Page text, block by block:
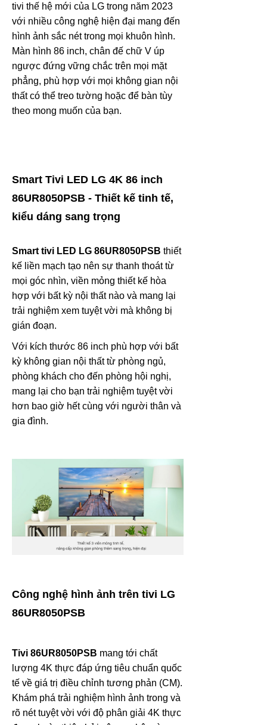
tivi thế hệ mới của LG trong năm 2023
với nhiều công nghệ hiện đại mang đến
hình ảnh sắc nét trong mọi khuôn hình.
Màn hình 86 inch, chân đế chữ V úp
ngược đứng vững chắc trên mọi mặt
phẳng, phù hợp với mọi không gian nội
thất có thể treo tường hoặc để bàn tùy
theo mong muốn của bạn.
Smart Tivi LED LG 4K 86 inch
86UR8050PSB - Thiết kế tinh tế,
kiểu dáng sang trọng
Smart tivi LED LG 86UR8050PSB thiết
kế liền mạch tạo nên sự thanh thoát từ
mọi góc nhìn, viền mỏng thiết kế hòa
hợp với bất kỳ nội thất nào và mang lại
trải nghiệm xem tuyệt vời mà không bị
gián đoạn.
Với kích thước 86 inch phù hợp với bất
kỳ không gian nội thất từ phòng ngủ,
phòng khách cho đến phòng hội nghị,
mang lại cho bạn trải nghiệm tuyệt vời
hơn bao giờ hết cùng với người thân và
gia đình.
Công nghệ hình ảnh trên tivi LG
86UR8050PSB
Tivi 86UR8050PSB mang tới chất
lượng 4K thực đáp ứng tiêu chuẩn quốc
tế về giá trị điều chỉnh tương phản (CM).
Khám phá trải nghiệm hình ảnh trong và
rõ nét tuyệt vời với độ phân giải 4K thực